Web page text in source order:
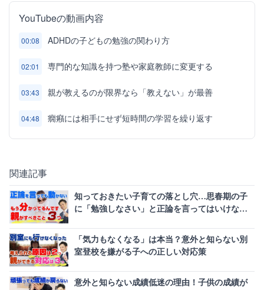
YouTubeの動画内容
00:08 ADHDの子どもの勉強の関わり方
02:01 専門的な知識を持つ塾や家庭教師に変更する
03:43 親が教えるのが限界なら「教えない」が最善
04:48 癇癪には相手にせず短時間の学習を繰り返す
関連記事
知っておきたい子育ての落とし穴…思春期の子
に「勉強しなさい」と正論を言ってはいけない
「気力もなくなる」は本当？意外と知らない別
室登校を嫌がる子への正しい対応策
意外と知らない成績低迷の理由！子供の成績が